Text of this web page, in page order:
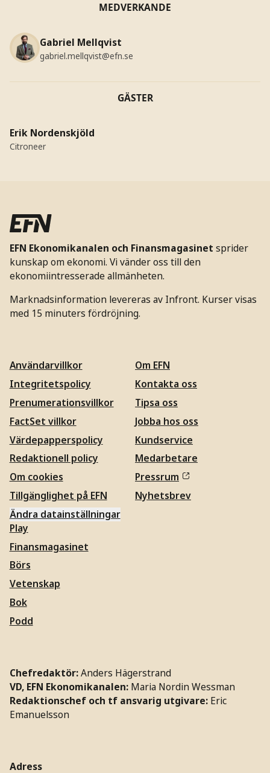
MEDVERKANDE
Gabriel Mellqvist
gabriel.mellqvist@efn.se
GÄSTER
Erik Nordenskjöld
Citroneer
EFN Ekonomikanalen och Finansmagasinet sprider
kunskap om ekonomi. Vi vänder oss till den
ekonomiintresserade allmänheten.
Marknadsinformation levereras av Infront. Kurser visas
med 15 minuters fördröjning.
Användarvillkor
Integritetspolicy
Prenumerationsvillkor
FactSet villkor
Värdepapperspolicy
Redaktionell policy
Om cookies
Tillgänglighet på EFN
Ändra datainställningar
Om EFN
Kontakta oss
Tipsa oss
Jobba hos oss
Kundservice
Medarbetare
Pressrum
Nyhetsbrev
Play
Finansmagasinet
Börs
Vetenskap
Bok
Podd
Chefredaktör:Anders Hägerstrand
VD, EFN Ekonomikanalen: Maria Nordin Wessman
Redaktionschef och tf ansvarig utgivare: Eric
Emanuelsson
Adress